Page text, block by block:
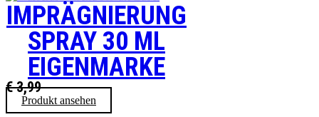
IMPRÄGNIERUNG
SPRAY 30 ML
EIGENMARKE
€3,99
Produkt ansehen